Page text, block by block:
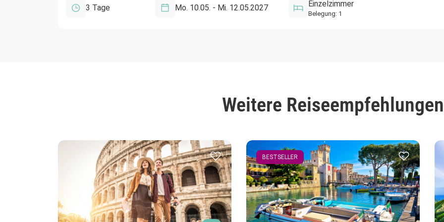
per E-Mail senden
3 Tage Mo. 10.05. - Mi. 12.05.2027 Einzelzimmer
Belegung: 1
Weitere Reiseempfehlungen
Zur Merkliste hinzufügen
BESTSELLER Zur Merkliste